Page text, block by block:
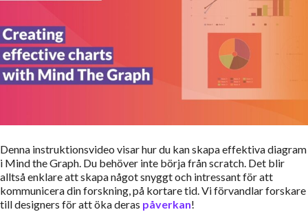
Denna instruktionsvideo visar hur du kan skapa effektiva diagram
i Mind the Graph. Du behöver inte börja från scratch. Det blir
alltså enklare att skapa något snyggt och intressant för att
kommunicera din forskning, på kortare tid. Vi förvandlar forskare
till designers för att öka deras påverkan!